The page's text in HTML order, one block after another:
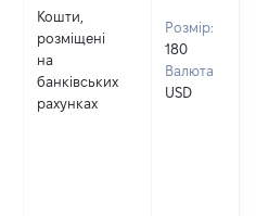
Кошти,
розміщені
на
банківських
рахунках
Розмір:
180
Валюта:
USD